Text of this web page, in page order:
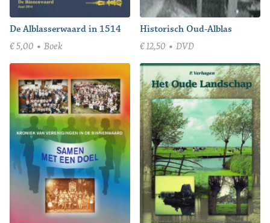
De Alblasserwaard in 1514
€5,00 Boek
Historisch Oud-Alblas
€12,50 DVD